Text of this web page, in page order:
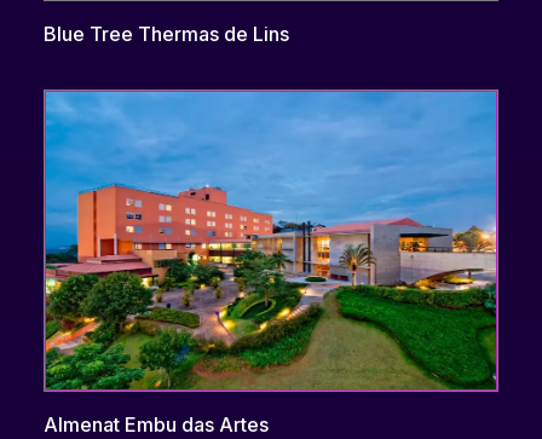
Blue Tree Thermas de Lins
Almenat Embu das Artes